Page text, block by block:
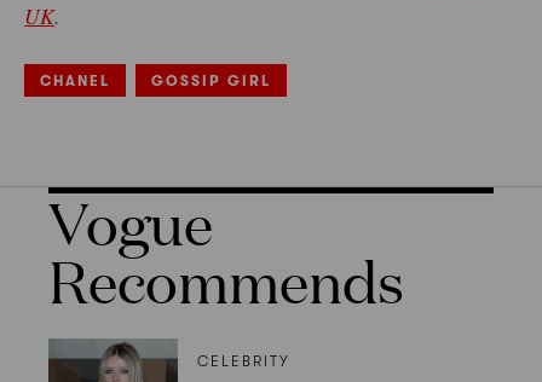
UK.
CHANEL GOSSIP GIRL
Vogue
Recommends
CELEBRITY